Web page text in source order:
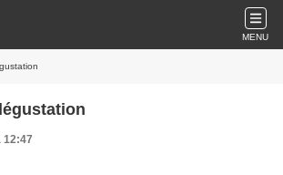
MENU
12:47